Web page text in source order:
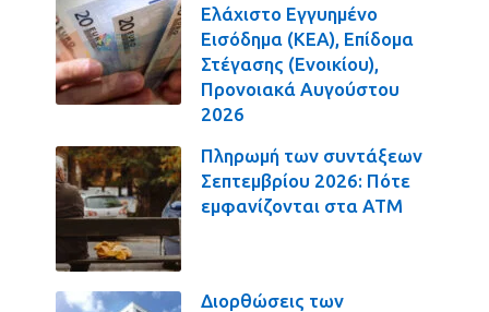
Ελάχιστο Εγγυημένο
Εισόδημα (ΚΕΑ), Επίδομα
Στέγασης (Ενοικίου),
Προνοιακά Αυγούστου
2026
Πληρωμή των συντάξεων
Σεπτεμβρίου 2026: Πότε
εμφανίζονται στα ΑΤΜ
Διορθώσεις των